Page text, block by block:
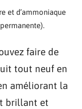
et d’ammoniaque
faire de
tout neuf en
améliorant la
brillant et